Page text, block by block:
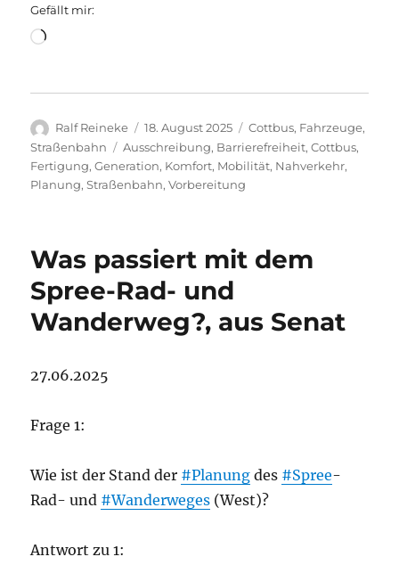
Gefällt mir:
Wird
Autor
Ralf Reineke
Veröffentlicht
am
18. August 2025 Kategorien
Cottbus, Fahrzeuge,
Straßenbahn
Schlagwörter
Ausschreibung, Barrierefreiheit,Cottbus,
Fertigung,Generation, Komfort, Mobilität, Nahverkehr,
Planung,Straßenbahn,Vorbereitung
Was passiert mit dem
Spree-Rad- und
Wanderweg?, aus Senat
27.06.2025
Frage 1:
Wie ist der Stand der #Planung des #Spree-
Rad- und #Wanderweges (West)?
Antwort zu 1: